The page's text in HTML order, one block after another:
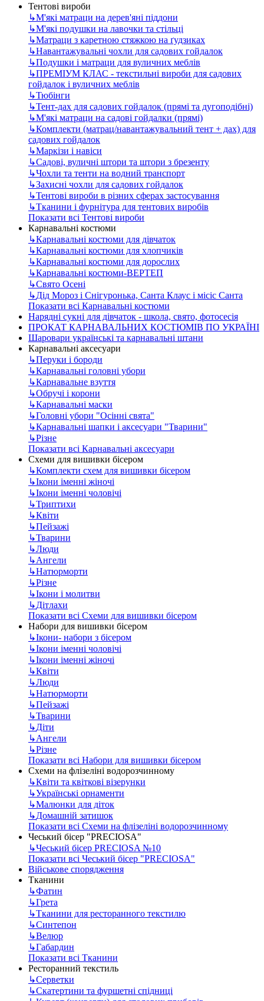
Тентові вироби
↳М'які матраци на дерев'яні піддони
↳М'які подушки на лавочки та стільці
↳Матраци з каретною стяжкою на ґудзиках
↳Навантажувальні чохли для садових гойдалок
↳Подушки і матраци для вуличних меблів
↳ПРЕМІУМ КЛАС - текстильні вироби для садових
гойдалок і вуличних меблів
↳Тюбінги
↳Тент-дах для садових гойдалок (прямі та дугоподібні)
↳М'які матраци на садові гойдалки (прямі)
↳Комплекти (матрац/навантажувальний тент + дах) для
садових гойдалок
↳Маркізи і навіси
↳Садові, вуличні штори та штори з брезенту
↳Чохли та тенти на водний транспорт
↳Захисні чохли для садових гойдалок
↳Тентові вироби в різних сферах застосування
↳Тканини і фурнітура для тентових виробів
Показати всі Тентові вироби
Карнавальні костюми
↳Карнавальні костюми для дівчаток
↳Карнавальні костюми для хлопчиків
↳Карнавальні костюми для дорослих
↳Карнавальні костюми-ВЕРТЕП
↳Свято Осені
↳Дід Мороз і Снігуронька, Санта Клаус і місіс Санта
Показати всі Карнавальні костюми
Нарядні сукні для дівчаток - школа, свято, фотосесія
ПРОКАТ КАРНАВАЛЬНИХ КОСТЮМІВ ПО УКРАЇНІ
Шаровари українські та карнавальні штани
Карнавальні аксесуари
↳Перуки і бороди
↳Карнавальні головні убори
↳Карнавальне взуття
↳Обручі і корони
↳Карнавальні маски
↳Головні убори "Осінні свята"
↳Карнавальні шапки і аксесуари "Тварини"
↳Різне
Показати всі Карнавальні аксесуари
Схеми для вишивки бісером
↳Комплекти схем для вишивки бісером
↳Ікони іменні жіночі
↳Ікони іменні чоловічі
↳Триптихи
↳Квіти
↳Пейзажі
↳Тварини
↳Люди
↳Ангели
↳Натюрморти
↳Різне
↳Ікони і молитви
↳Дітлахи
Показати всі Схеми для вишивки бісером
Набори для вишивки бісером
↳Ікони- набори з бісером
↳Ікони іменні чоловічі
↳Ікони іменні жіночі
↳Квіти
↳Люди
↳Натюрморти
↳Пейзажі
↳Тварини
↳Діти
↳Ангели
↳Різне
Показати всі Набори для вишивки бісером
Схеми на флізеліні водорозчинному
↳Квіти та квіткові візерунки
↳Українські орнаменти
↳Малюнки для діток
↳Домашній затишок
Показати всі Схеми на флізеліні водорозчинному
Чеський бісер "PRECIOSA"
↳Чеський бісер PRECIOSA №10
Показати всі Чеський бісер "PRECIOSA"
Військове спорядження
Тканини
↳Фатин
↳Грета
↳Тканини для ресторанного текстилю
↳Синтепон
↳Велюр
↳Габардин
Показати всі Тканини
Ресторанний текстиль
↳Серветки
↳Скатертини та фуршетні спідниці